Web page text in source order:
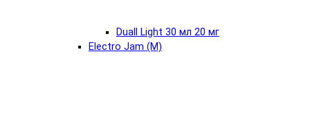
Duall Light 30 мл 20 мг
Electro Jam (М)